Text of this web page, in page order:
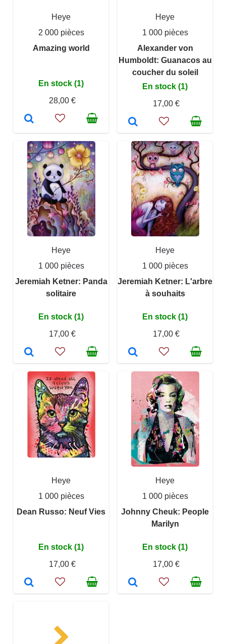
Heye
2 000 pièces
Amazing world
En stock (1)
28,00 €
Heye
1 000 pièces
Alexander von
Humboldt: Guanacos au
coucher du soleil
En stock (1)
17,00 €
Heye
1 000 pièces
Jeremiah Ketner: Panda
solitaire
En stock (1)
17,00 €
Heye
1 000 pièces
Jeremiah Ketner: L'arbre
à souhaits
En stock (1)
17,00 €
Heye
1 000 pièces
Dean Russo: Neuf Vies
En stock (1)
17,00 €
Heye
1 000 pièces
Johnny Cheuk: People
Marilyn
En stock (1)
17,00 €